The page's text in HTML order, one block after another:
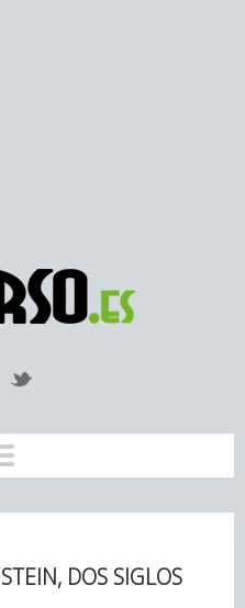
DOS SIGLOS